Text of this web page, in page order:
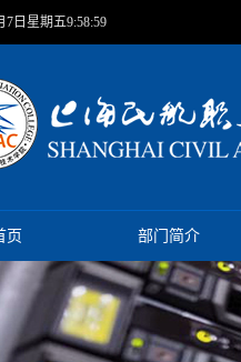
7日星期五9:58:59
页 部门简介